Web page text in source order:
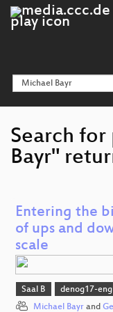
Search
Bayr"
Entering the
of ups and
scale
Saal B denog17-eng
Michael Bayr and